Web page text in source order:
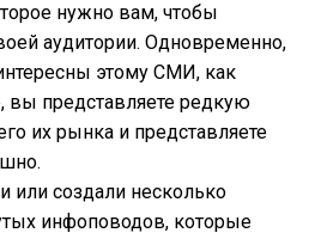
нужно вам, чтобы
аудитории. Одновременно,
этому СМИ, как
вы представляете редкую
их рынка и представляете
или создали несколько
инфоповодов, которые